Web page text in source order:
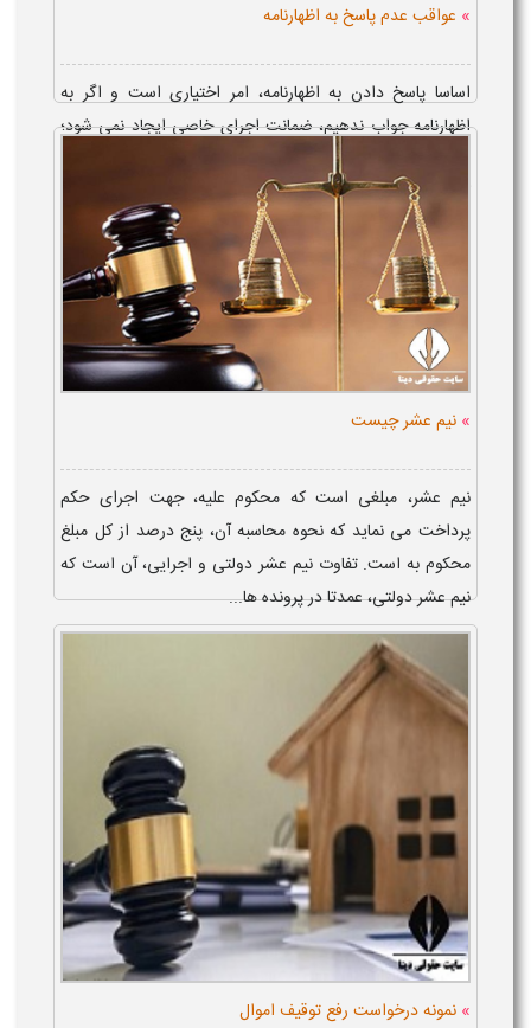
» عواقب عدم پاسخ به اظهارنامه
اساسا پاسخ دادن به اظهارنامه، امر اختیاری است و اگر به
اظهارنامه جواب ندهیم، ضمانت اجرای خاصی ایجاد نمی شود؛
مگر در برخی موارد خاص مذکور در قانون روابط موجر و مستاجر،
که حکم قانونی و عواقب ع...
» نیم عشر چیست
نیم عشر، مبلغی است که محکوم علیه، جهت اجرای حکم
پرداخت می نماید که نحوه محاسبه آن، پنج درصد از کل مبلغ
محکوم به است. تفاوت نیم عشر دولتی و اجرایی، آن است که
نیم عشر دولتی، عمدتا در پرونده ها...
» نمونه درخواست رفع توقیف اموال